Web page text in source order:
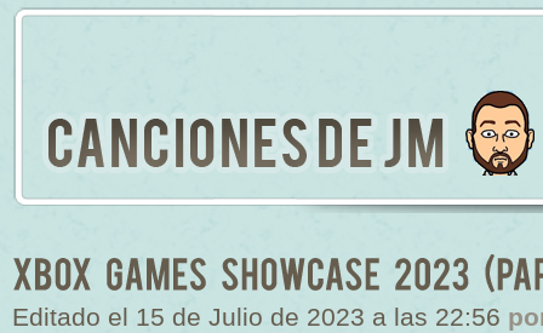
Editado el 15 de Julio de 2023 a las 22:56